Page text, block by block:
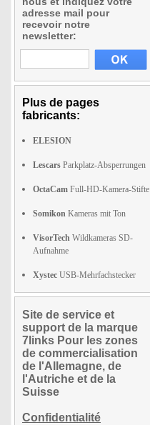
adresse mail pour
recevoir notre
newsletter:
Plus de pages
fabricants:
ELESION
Lescars Parkplatz-Absperrungen
OctaCam Full-HD-Kamera-Stifte
Somikon Kameras mit Ton
VisorTech Wildkameras SD-
Aufnahme
Xystec USB-Mehrfachstecker
Site de service et
support de la marque
7links Pour les zones
de commercialisation
de l'Allemagne, de
l'Autriche et de la
Suisse
Confidentialité